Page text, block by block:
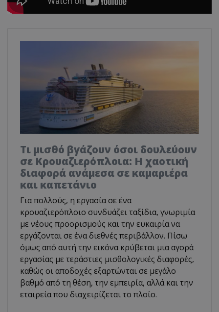
Τι μισθό βγάζουν όσοι δουλεύουν
σε Κρουαζιερόπλοια: Η χαοτική
διαφορά ανάμεσα σε καμαριέρα
και καπετάνιο
Για πολλούς, η εργασία σε ένα
κρουαζιερόπλοιο συνδυάζει ταξίδια, γνωριμία
με νέους προορισμούς και την ευκαιρία να
εργάζονται σε ένα διεθνές περιβάλλον. Πίσω
όμως από αυτή την εικόνα κρύβεται μια αγορά
εργασίας με τεράστιες μισθολογικές διαφορές,
καθώς οι αποδοχές εξαρτώνται σε μεγάλο
βαθμό από τη θέση, την εμπειρία, αλλά και την
εταιρεία που διαχειρίζεται το πλοίο.